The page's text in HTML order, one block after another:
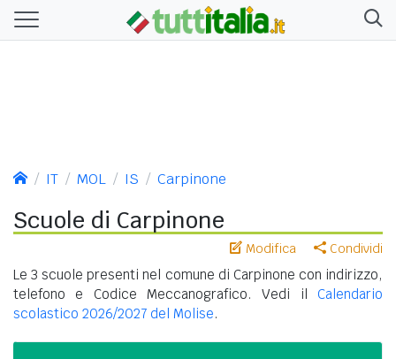
IT MOL IS Carpinone
Scuole di Carpinone
Modifica Condividi
Le 3 scuole presenti nel comune di Carpinone con indirizzo,
telefono e Codice Meccanografico. Vedi il Calendario
scolastico 2026/2027 del Molise.